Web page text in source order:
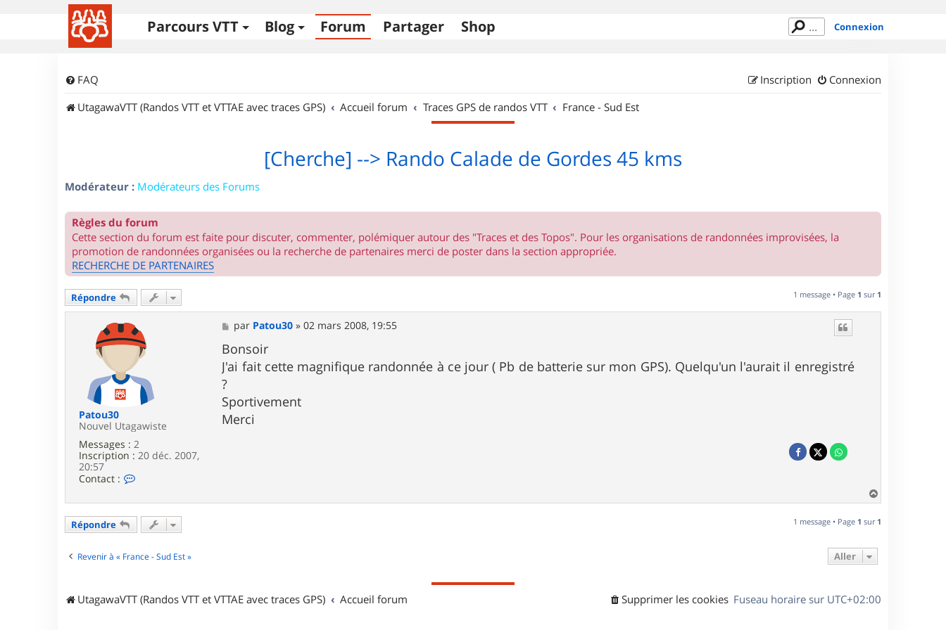
Parcours VTT Blog Forum Partager Shop Connexion
FAQ Connexion
Inscription
UtagawaVTT (Randos VTT et VTTAE avec traces GPS)
Accueil forum Traces GPS de randos VTT France - Sud Est
[Cherche] --> Rando Calade de Gordes 45 kms
Modérateur : Modérateurs des Forums
Règles du forum
Cette section du forum est faite pour discuter, commenter, polémiquer autour des "Traces et des Topos". Pour les organisations de randonnées improvisées, la
promotion de randonnées organisées ou la recherche de partenaires merci de poster dans la section appropriée.
RECHERCHE DE PARTENAIRES
Répondre 1 message • Page 1 sur 1
Patou30
Nouvel Utagawiste
Messages : 2
Inscription : 20 déc. 2007,
20:57
Contact :
c
e
t
M
e
s
s
a
par Patou30 »02 mars 2008, 19:55
Bonsoir
J'ai fait cette magnifique randonnée à ce jour ( Pb de batterie sur mon GPS). Quelqu'un l'aurait il enregistré
?
Sportivement
Merci
a
t
Répondre 1 message • Page 1 sur 1
Revenir à « France - Sud Est » Aller
UtagawaVTT (Randos VTT et VTTAE avec traces GPS) Accueil forum Fuseau horaire sur UTC+02:00
Supprimer les cookies